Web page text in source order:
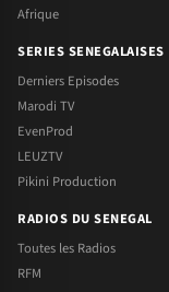
Afrique
SERIES SENEGALAISES
Derniers Episodes
Marodi TV
EvenProd
LEUZTV
Pikini Production
RADIOS DU SENEGAL
Toutes les Radios
RFM